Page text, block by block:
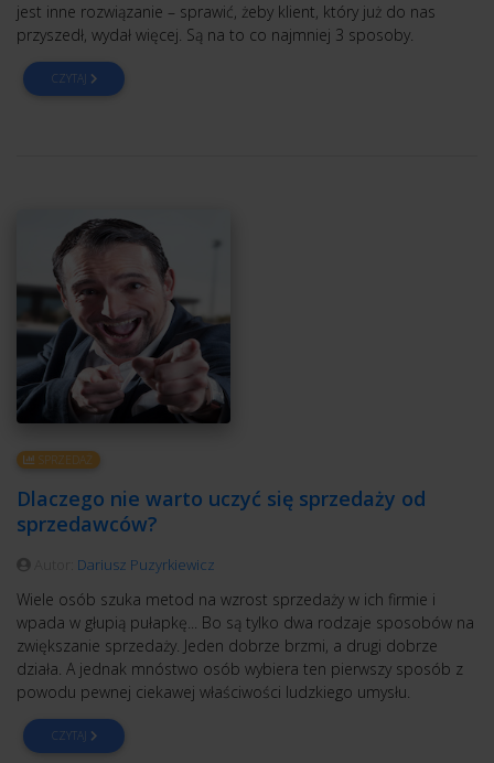
jest inne rozwiązanie – sprawić, żeby klient, który już do nas
przyszedł, wydał więcej. Są na to co najmniej 3 sposoby.
CZYTAJ
SPRZEDAŻ
Dlaczego nie warto uczyć się sprzedaży od
sprzedawców?
Dariusz Puzyrkiewicz
Wiele osób szuka metod na wzrost sprzedaży w ich firmie i
wpada w głupią pułapkę... Bo są tylko dwa rodzaje sposobów na
zwiększanie sprzedaży. Jeden dobrze brzmi, a drugi dobrze
działa. A jednak mnóstwo osób wybiera ten pierwszy sposób z
powodu pewnej ciekawej właściwości ludzkiego umysłu.
CZYTAJ